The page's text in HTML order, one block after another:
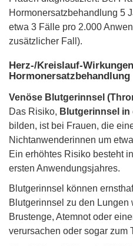
Hormonersatzbehandlung 5
etwa 3 Fälle pro 2.000
zusätzlicher Fall).
Herz-/Kreislauf-
Hormonersatzbehandlung
Venöse Blutgerinnsel
Das Risiko, Blutgerinnsel in
bilden, ist bei Frauen, die
Nichtanwenderinnen um
Ein erhöhtes Risiko besteht
ersten Anwendungsjahres.
Blutgerinnsel können
Blutgerinnsel zu den Lungen
Brustenge, Atemnot oder
verursachen oder sogar zum